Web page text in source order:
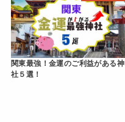
関東最強！金運のご利益がある神
社５選！